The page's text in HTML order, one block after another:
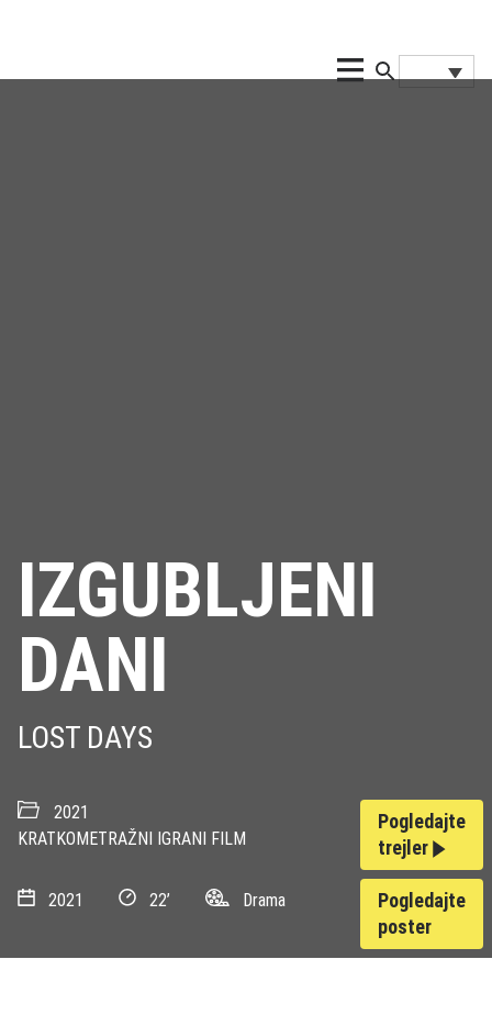
IZGUBLJENI
DANI
LOST DAYS
2021
KRATKOMETRAŽNI IGRANI FILM
2021 22’ Drama
Pogledajte
trejler
Pogledajte
poster